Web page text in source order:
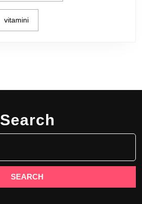
vitamini
Search